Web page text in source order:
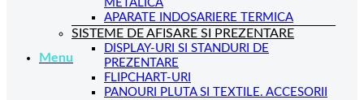
Menu
METALICA
APARATE INDOSARIERE TERMICA
SISTEME DE AFISARE SI PREZENTARE
DISPLAY-URI SI STANDURI DE
PREZENTARE
FLIPCHART-URI
PANOURI PLUTA SI TEXTILE. ACCESORII